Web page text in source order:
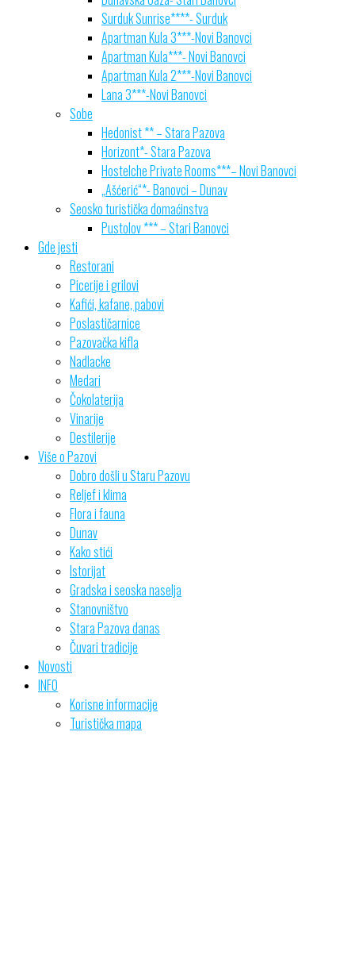
Surduk Sunrise****- Surduk
Apartman Kula 3***-Novi Banovci
Apartman Kula***- Novi Banovci
Apartman Kula 2***-Novi Banovci
Lana 3***-Novi Banovci
Sobe
Hedonist ** – Stara Pazova
Horizont*- Stara Pazova
Hostelche Private Rooms***– Novi Banovci
„Ašćerić“*- Banovci – Dunav
Seosko turistička domaćinstva
Pustolov *** – Stari Banovci
Gde jesti
Restorani
Picerije i grilovi
Kafići, kafane, pabovi
Poslastičarnice
Pazovačka kifla
Nadlacke
Medari
Čokolaterija
Vinarije
Destilerije
Više o Pazovi
Dobro došli u Staru Pazovu
Reljef i klima
Flora i fauna
Dunav
Kako stići
Istorijat
Gradska i seoska naselja
Stanovništvo
Stara Pazova danas
Čuvari tradicije
Novosti
INFO
Korisne informacije
Turistička mapa